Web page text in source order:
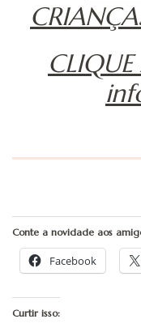
Conte a novidade aos
Facebook
Curtir isso: